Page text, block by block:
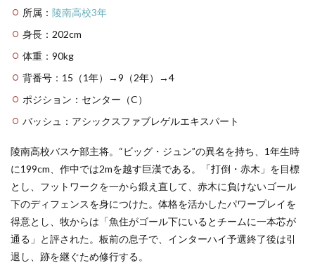
ムダ
キャ
覧
所属： 陵南高校3年
身長：202cm
体重：90kg
背番号：15（1年）→9（2年）→4
ポジション：センター（C）
バッシュ：アシックスファブレゲルエキスパート
陵南高校バスケ部主将。“ビッグ・ジュン”の異名を持ち、1年生時
に199cm、作中では2mを越す巨漢である。「打倒・赤木」を目標
とし、フットワークを一から鍛え直して、赤木に負けないゴール
下のディフェンスを身につけた。体格を活かしたパワープレイを
得意とし、牧からは「魚住がゴール下にいるとチームに一本芯が
通る」と評された。板前の息子で、インターハイ予選終了後は引
退し、跡を継ぐため修行する。